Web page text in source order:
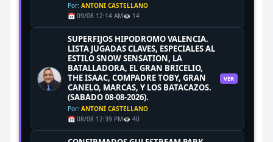
Por: ANTONI CASTELLANO
📅 09/08 12:14 AM👁️ 14
SUPERFIJOS HIPODROMO VALENCIA.
LISTA JUGADAS CLAVES, ESPECIALES AL
ESTILO SNOW SENSATION, LA
BATALLADORA, EL GRAN BRICELIO,
THE ISAAC, COMPADRE TOBY, GRAN
CANELO, MARCAS, Y LOS BATACAZOS.
(SABADO 08-08-2026).
Por: ANTONI CASTELLANO
📅 08/08 12:39 PM👁️ 40
VER